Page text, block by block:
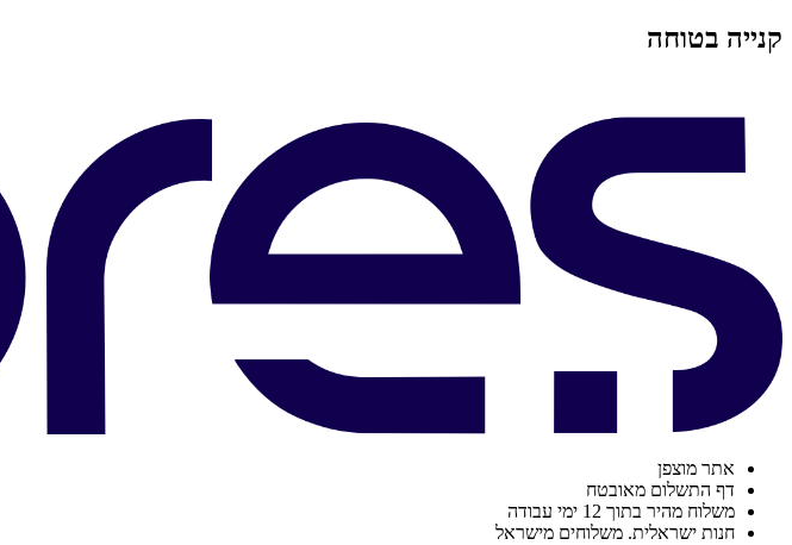
קנייה בטוחה
אתר מוצפן
דף התשלום מאובטח
משלוח מהיר בתוך 12 ימי עבודה
חנות ישראלית. משלוחים מישראל